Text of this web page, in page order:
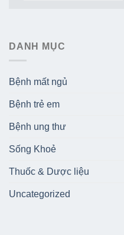
DANH MỤC
Bệnh mất ngủ
Bệnh trẻ em
Bệnh ung thư
Sống Khoẻ
Thuốc & Dược liệu
Uncategorized